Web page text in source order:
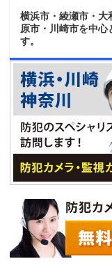
横浜市・綾瀬市・大
原市・川崎市を中心
す。